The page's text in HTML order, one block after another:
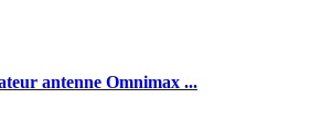
antenne Omnimax ...